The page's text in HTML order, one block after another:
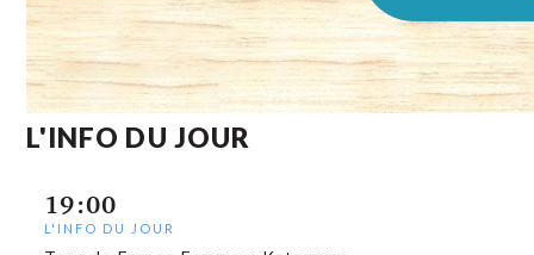
L'INFO DU JOUR
19:00
L'INFO DU JOUR